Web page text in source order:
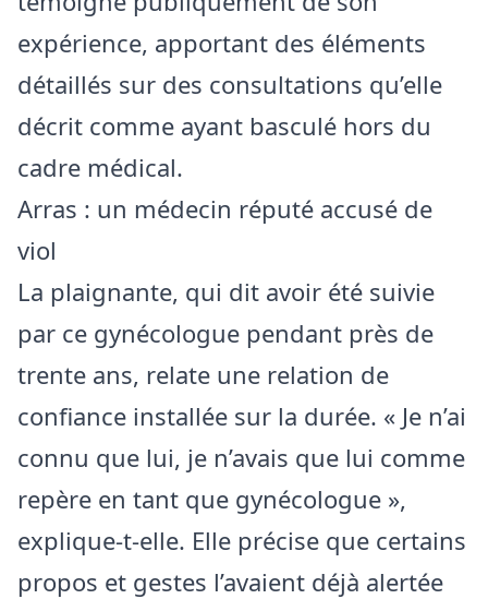
expérience, apportant des éléments
détaillés sur des consultations qu’elle
décrit comme ayant basculé hors du
cadre médical.
Arras : un médecin réputé accusé de
viol
La plaignante, qui dit avoir été suivie
par ce gynécologue pendant près de
trente ans, relate une relation de
confiance installée sur la durée. « Je n’ai
connu que lui, je n’avais que lui comme
repère en tant que gynécologue »,
explique-t-elle. Elle précise que certains
propos et gestes l’avaient déjà alertée